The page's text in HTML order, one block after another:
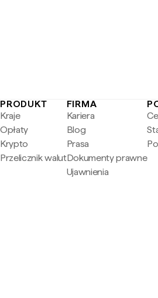
PRODUKT
Kraje
Opłaty
Krypto
Przelicznik walut
FIRMA
Kariera
Blog
Prasa
Dokumenty prawne
Ujawnienia